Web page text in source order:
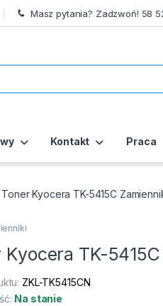
Masz pytania? Zadzwoń! 58
Kontakt Praca
Toner Kyocera TK-5415C
Kyocera TK-
ZKL-TK5415CN
Na stanie